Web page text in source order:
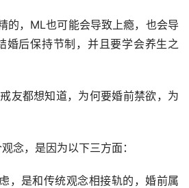
的，ML也可能会导致上瘾，也会导
婚后保持节制，并且要学会养生之
友都想知道，为何要婚前禁欲，为
念，是因为以下三方面：
，是和传统观念相接轨的，婚前属